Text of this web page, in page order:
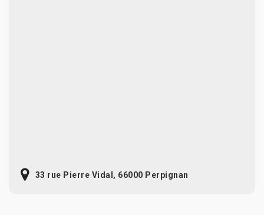
33 rue Pierre Vidal, 66000 Perpignan